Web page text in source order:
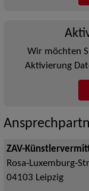
Wir möchten
Aktivierung
ZAV-
Rosa-Luxemburg-
04103 Leipzig